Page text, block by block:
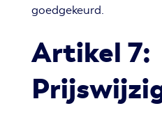
goedgekeurd.
Artikel 7: